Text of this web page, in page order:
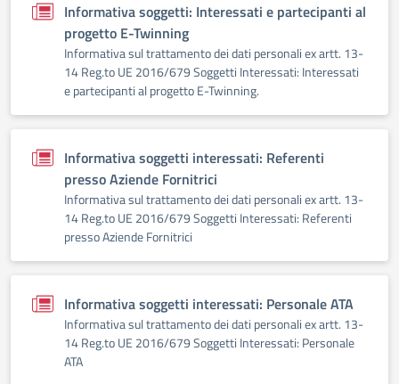
Informativa soggetti: Interessati e partecipanti al
progetto E-Twinning
Informativa sul trattamento dei dati personali ex artt. 13-
14 Reg.to UE 2016/679 Soggetti Interessati: Interessati
e partecipanti al progetto E-Twinning.
Informativa soggetti interessati: Referenti
presso Aziende Fornitrici
Informativa sul trattamento dei dati personali ex artt. 13-
14 Reg.to UE 2016/679 Soggetti Interessati: Referenti
presso Aziende Fornitrici
Informativa soggetti interessati: Personale ATA
Informativa sul trattamento dei dati personali ex artt. 13-
14 Reg.to UE 2016/679 Soggetti Interessati: Personale
ATA